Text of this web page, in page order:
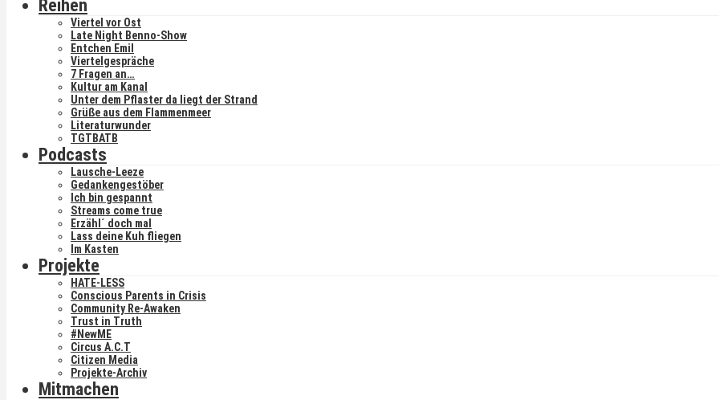
Reihen
Viertel vor Ost
Late Night Benno-Show
Entchen Emil
Viertelgespräche
7 Fragen an…
Kultur am Kanal
Unter dem Pflaster da liegt der Strand
Grüße aus dem Flammenmeer
Literaturwunder
TGTBATB
Podcasts
Lausche-Leeze
Gedankengestöber
Ich bin gespannt
Streams come true
Erzähl´ doch mal
Lass deine Kuh fliegen
Im Kasten
Projekte
HATE-LESS
Conscious Parents in Crisis
Community Re-Awaken
Trust in Truth
#NewME
Circus A.C.T
Citizen Media
Projekte-Archiv
Mitmachen